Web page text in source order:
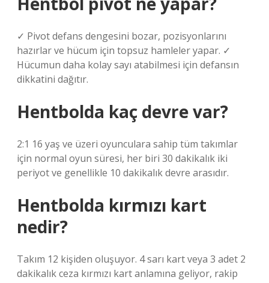
✓ Pivot defans dengesini bozar, pozisyonlarını
hazırlar ve hücum için topsuz hamleler yapar. ✓
Hücumun daha kolay sayı atabilmesi için defansın
dikkatini dağıtır.
Hentbolda kaç devre var?
2:1 16 yaş ve üzeri oyunculara sahip tüm takımlar
için normal oyun süresi, her biri 30 dakikalık iki
periyot ve genellikle 10 dakikalık devre arasıdır.
Hentbolda kırmızı kart
nedir?
Takım 12 kişiden oluşuyor. 4 sarı kart veya 3 adet 2
dakikalık ceza kırmızı kart anlamına geliyor, rakip